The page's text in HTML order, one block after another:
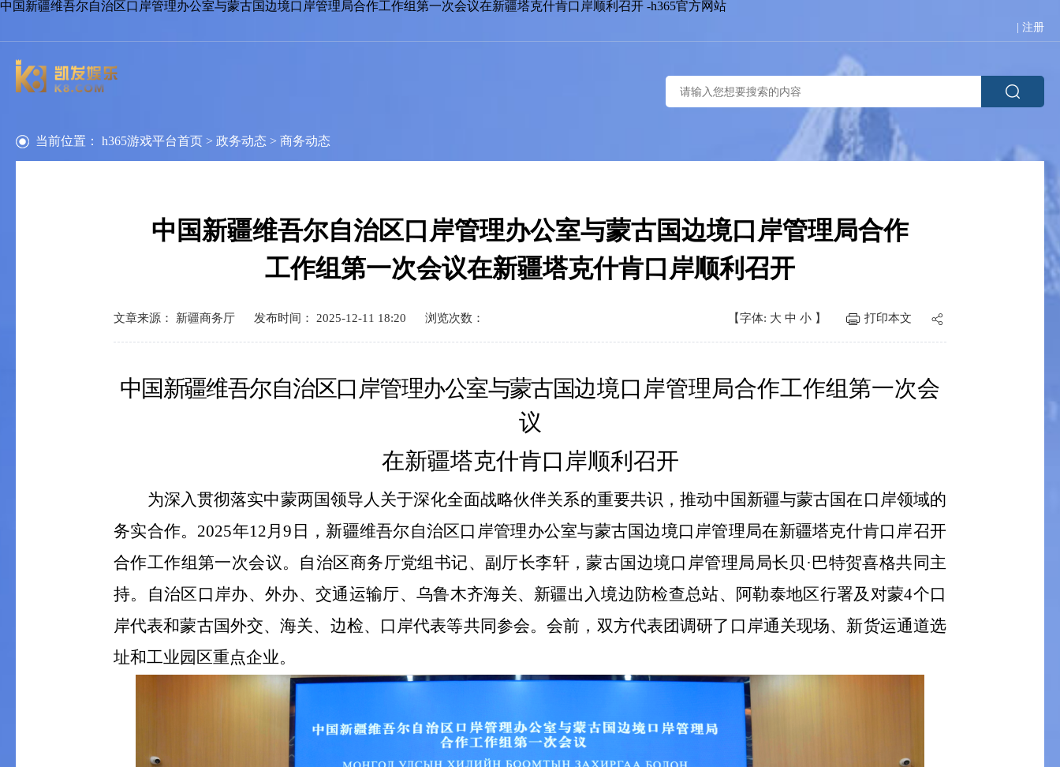
中国新疆维吾尔自治区口岸管理办公室与蒙古国边境口岸管理局合作工作组第一次会议在新疆塔克什肯口岸顺利召开 -h365官方网站
注册
当前位置： h365游戏平台首页 > 政务动态 > 商务动态
中国新疆维吾尔自治区口岸管理办公室与蒙古国边境口岸管理局合作
工作组第一次会议在新疆塔克什肯口岸顺利召开
文章来源： 新疆商务厅 发布时间： 2025-12-11 18:20 浏览次数： 【字体: 大 中 小 】 打印本文
中国新疆维吾尔自治区口岸管理办公室与蒙古国边境口岸管理局合作工作组第一次会
议
在新疆塔克什肯口岸顺利召开
为深入贯彻落实中蒙两国领导人关于深化全面战略伙伴关系的重要共识，推动中国新疆与蒙古国在口岸领域的
务实合作。 2025年12 月9 日，新疆维吾尔自治区口岸管理办公室与蒙古国边境口岸管理局在新疆塔克什肯口岸召开
合作工作组第一次会议。自治区商务厅党组书记、副厅长李轩，蒙古国边境口岸管理局局长贝·巴特贺喜格共同主
持。自治区口岸办、外办、交通运输厅、乌鲁木齐海关、新疆出入境边防检查总站、阿勒泰地区行署及对蒙4个口
岸代表和蒙古国外交、海关、边检、口岸代表等共同参会。会前，双方代表团调研了口岸通关现场、新货运通道选
址和工业园区重点企业。